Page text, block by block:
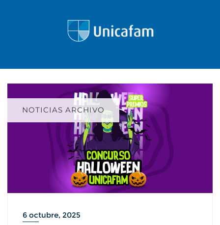
NOTICIAS ARCHIVO
6 octubre, 2025